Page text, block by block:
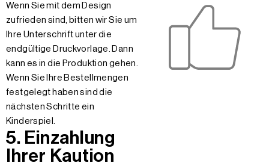
Wenn Sie mit dem Design
zufrieden sind, bitten wir Sie um
Ihre Unterschrift unter die
endgültige Druckvorlage. Dann
kann es in die Produktion gehen.
Wenn Sie Ihre Bestellmengen
festgelegt haben sind die
nächsten Schritte ein
Kinderspiel.
5. Einzahlung
Ihrer Kaution